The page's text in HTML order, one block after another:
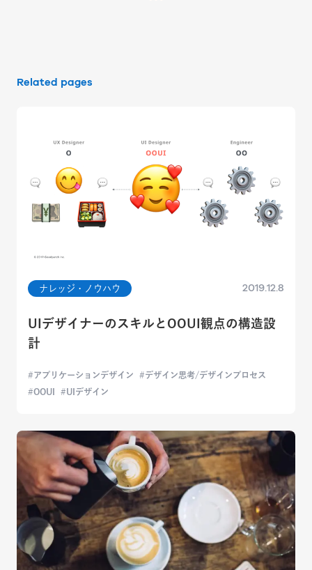
Related pages
ナレッジ・ノウハウ 2019.12.8
UIデザイナーのスキルとOOUI観点の構造設
計
アプリケーションデザイン
デザイン思考/デザインプロセス
OOUI
UIデザイン